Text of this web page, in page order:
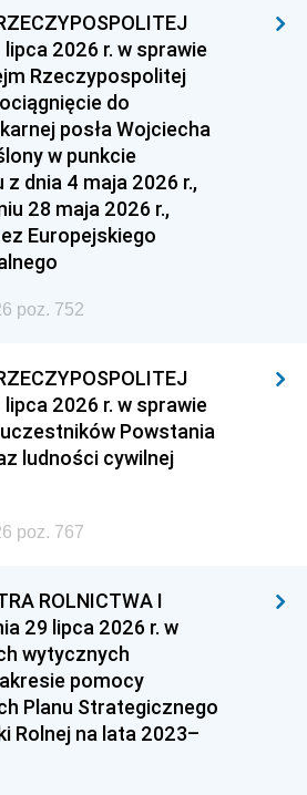
lipca 2026 r. w sprawie
Rzeczypospolitej
do
posła Wojciecha
w punkcie
dnia 4 maja 2026 r.,
28 maja 2026 r.,
Europejskiego
poz. 752
lipca 2026 r. w sprawie
Powstania
ludności cywilnej
poz. 767
ROLNICTWA I
29 lipca 2026 r. w
wytycznych
pomocy
Planu Strategicznego
Rolnej na lata 2023–